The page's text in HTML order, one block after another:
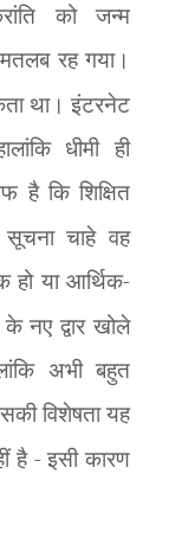
को जन्म
रह गया।
था। इंटरनेट
धीमी ही
है कि शिक्षित
चाहे वह
हो या आर्थिक-
नए द्वार खोले
अभी बहुत
विशेषता यह
है - इसी कारण